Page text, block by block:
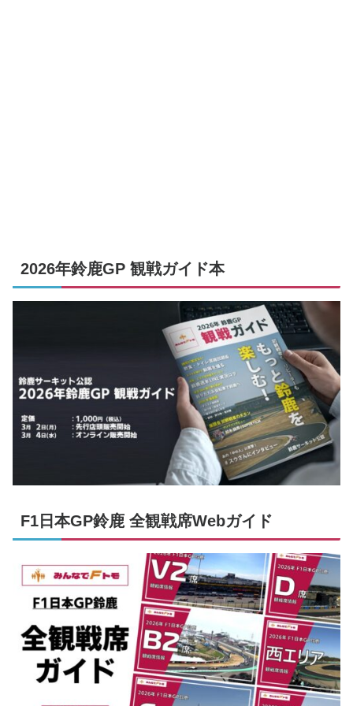
2026年鈴鹿GP 観戦ガイド本
F1日本GP鈴鹿 全観戦席Webガイド